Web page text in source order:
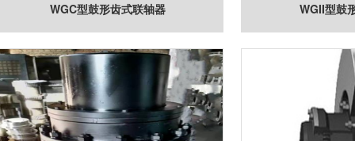
WGC型鼓形齿式联轴器 WGII型鼓